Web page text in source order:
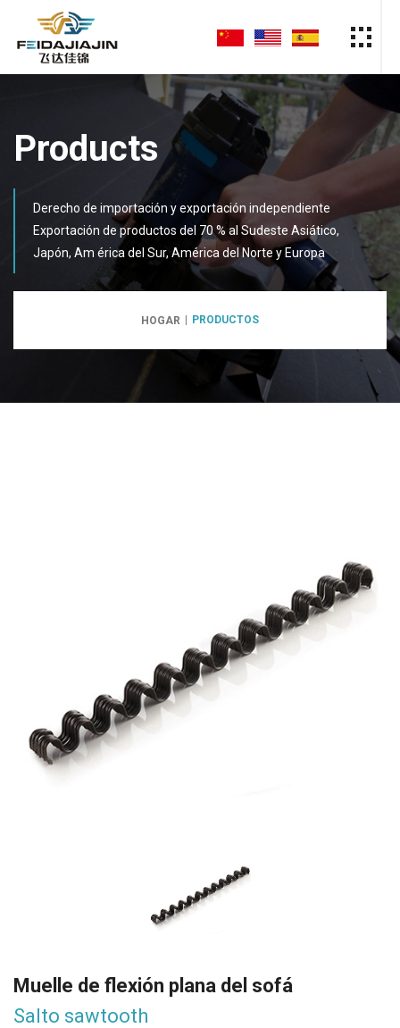
Products
Derecho de importación y exportación independiente
Exportación de productos del 70 % al Sudeste Asiático,
Japón, Am érica del Sur, América del Norte y Europa
HOGAR PRODUCTOS
Muelle de flexión plana del sofá
Salto sawtooth